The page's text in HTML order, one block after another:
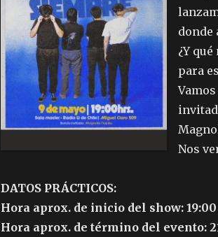
donde
¿Y
para
Nos
DATOS PRÁCTICOS:
Hora aprox. de inicio del show: 19:00
Hora aprox. de término del evento: